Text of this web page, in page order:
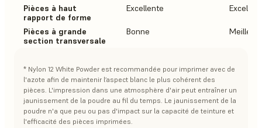
Pièces à haut
rapport de forme
Excellente
Pièces à grande
section transversale
Bonne Meilleure
* Nylon 12 White Powder est recommandée pour imprimer avec de
l'azote afin de maintenir l’aspect blanc le plus cohérent des
pièces. L'impression dans une atmosphère d'air peut entraîner un
jaunissement de la poudre au fil du temps. Le jaunissement de la
poudre n'a que peu ou pas d'impact sur la capacité de teinture et
l'efficacité des pièces imprimées.